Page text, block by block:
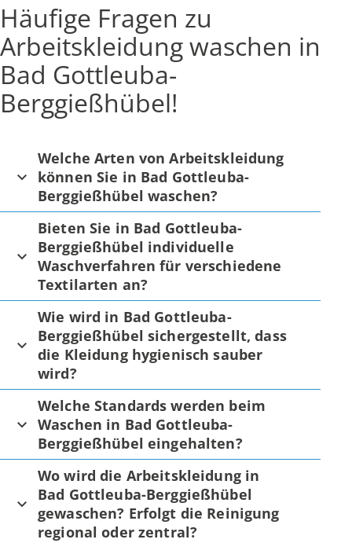
Häufige Fragen zu
Arbeitskleidung waschen in
Bad Gottleuba-
Berggießhübel!
Welche Arten von Arbeitskleidung
können Sie in Bad Gottleuba-
Berggießhübel waschen?
Bieten Sie in Bad Gottleuba-
Berggießhübel individuelle
Waschverfahren für verschiedene
Textilarten an?
Wie wird in Bad Gottleuba-
Berggießhübel sichergestellt, dass
die Kleidung hygienisch sauber
wird?
Welche Standards werden beim
Waschen in Bad Gottleuba-
Berggießhübel eingehalten?
Wo wird die Arbeitskleidung in
Bad Gottleuba-Berggießhübel
gewaschen? Erfolgt die Reinigung
regional oder zentral?